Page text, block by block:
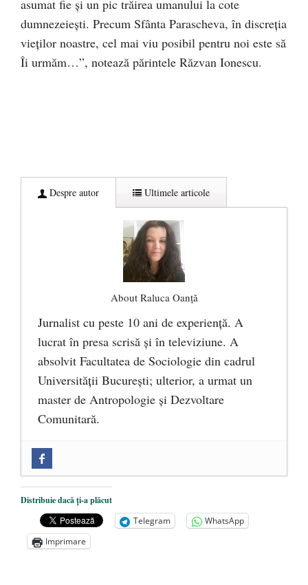
asumat fie şi un pic trăirea umanului la cote
dumnezeieşti. Precum Sfânta Parascheva, în discreția
vieților noastre, cel mai viu posibil pentru noi este să
Îi urmăm…”, notează părintele Răzvan Ionescu.
Despre autor Ultimele articole
About Raluca Oanță
Jurnalist cu peste 10 ani de experiență. A
lucrat în presa scrisă și în televiziune. A
absolvit Facultatea de Sociologie din cadrul
Universității București; ulterior, a urmat un
master de Antropologie și Dezvoltare
Comunitară.
Mănăstirea „Sfânta Ana” Rohia. Părintele
Nicolae Steinhardt, comemorat la 102 ani
de la naștere - 29 iulie 2024
„Carnea cultivată” în laborator, tot mai
Distribuie dacă ți-a plăcut
Telegram
WhatsApp
Imprimare